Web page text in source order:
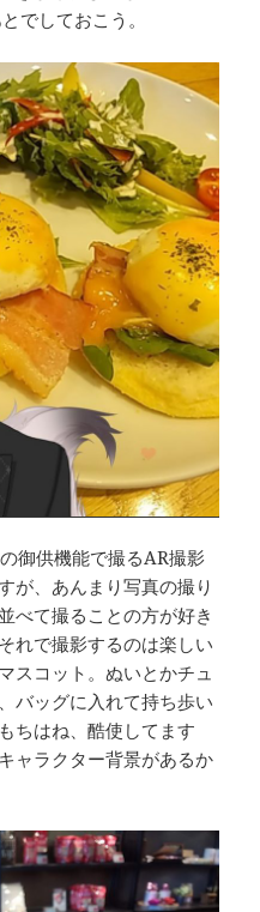
でしておこう。
御供機能で撮るAR撮影
が、あんまり写真の撮り
べて撮ることの方が好き
れで撮影するのは楽しい
スコット。ぬいとかチュ
バッグに入れて持ち歩い
ちはね、酷使してます
ャラクター背景があるか